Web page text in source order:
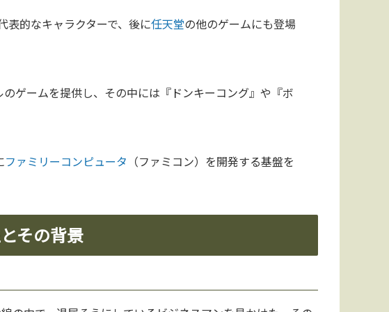
表的なキャラクターで、後に任天堂の他のゲームにも登場
ゲームを提供し、その中には『ドンキーコング』や『ボ
ファミリーコンピュータ （ファミコン）を開発する基盤を
その背景